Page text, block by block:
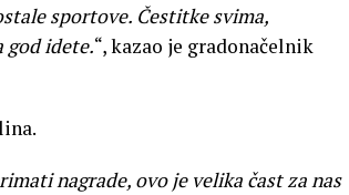
sportove. Čestitke svima,
god idete.“, kazao je gradonačelnik
nagrade, ovo je velika čast za nas